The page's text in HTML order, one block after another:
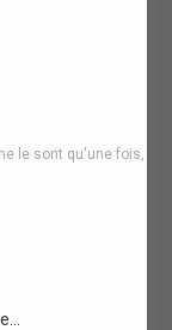
le sont qu'une fois,